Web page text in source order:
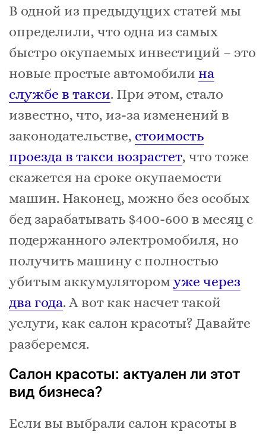
В одной из предыдущих статей мы
определили, что одна из самых
быстро окупаемых инвестиций – это
новые простые автомобили на
службе в такси. При этом, стало
известно, что, из-за изменений в
законодательстве, стоимость
проезда в такси возрастет, что тоже
скажется на сроке окупаемости
машин. Наконец, можно без особых
бед зарабатывать $400-600 в месяц c
подержанного электромобиля, но
получить машину с полностью
убитым аккумуляторомуже через
два года. А вот как насчет такой
услуги, как салон красоты? Давайте
разберемся.
Салон красоты: актуален ли этот
вид бизнеса?
Если вы выбрали салон красоты в